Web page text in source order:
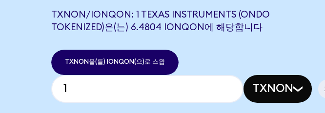
TXNON/IONQON: 1 TEXAS INSTRUMENTS (ONDO
TOKENIZED)은(는) 6.4804 IONQON에 해당합니다
TXNON을(를) IONQON(으)로 스왑
TXNON